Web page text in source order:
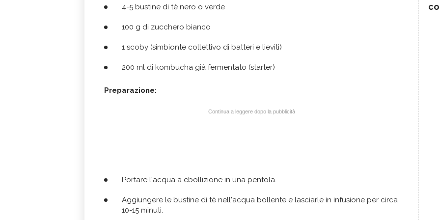
4-5 bustine di tè nero o verde
100 g di zucchero bianco
1 scoby (simbionte collettivo di batteri e lieviti)
200 ml di kombucha già fermentato (starter)
Preparazione:
Continua a leggere dopo la pubblicità
Portare l'acqua a ebollizione in una pentola.
Aggiungere le bustine di tè nell'acqua bollente e lasciarle in infusione per circa
10-15 minuti.